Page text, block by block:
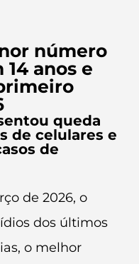
número
anos e
queda
de celulares e
de
de 2026, o
dos últimos
o melhor